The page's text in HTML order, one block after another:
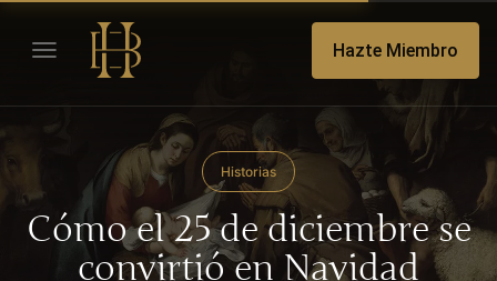
Hazte Miembro
Historias
Cómo el 25 de diciembre se
convirtió en Navidad